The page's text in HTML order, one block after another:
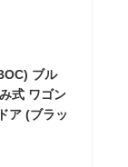
ブル
式 ワゴン
ア (ブラッ